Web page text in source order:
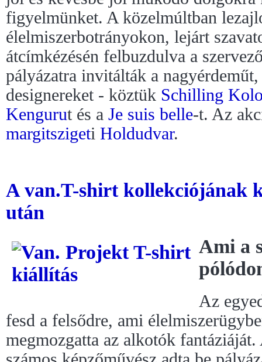
figyelmünket. A közelmúltban
élelmiszerbotrányokon, lejárt
átcímkézésén felbuzdulva a
pályázatra invitálták a nagyérdeműt,
designereket - köztük Schilling
Kengurut és a Je suis belle-t. Az
margitszigeti Holdudvar.
A van.T-shirt kollekciójának
után
Ami a
Az
fesd a felsődre, ami
megmozgatta az alkotók